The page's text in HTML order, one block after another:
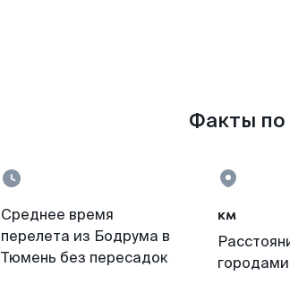
Факты по
Среднее время
перелета из Бодрума в
Тюмень без пересадок
км
городами